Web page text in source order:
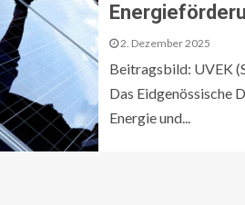
2. Dezember 2025
Beitragsbild: UVEK
Das Eidgenössische
Energie und...